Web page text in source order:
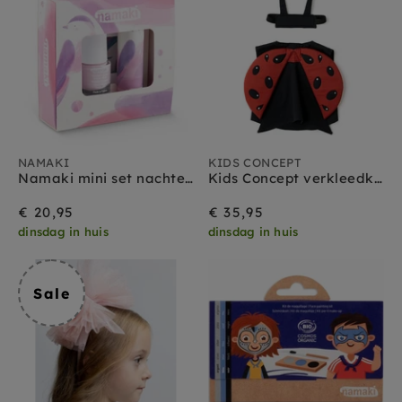
NAMAKI
Namaki mini set nachtegaal 3 jr+
€ 20,95
dinsdag in huis
KIDS CONCEPT
Kids Concept verkleedkleding set Lieveheersbeestje
€ 35,95
dinsdag in huis
Sale